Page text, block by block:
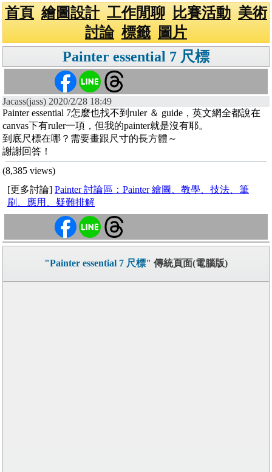
首頁 繪圖設計 工作閒聊 比賽活動 美術
討論 標籤
圖片
Painter essential 7 尺標
Jacass(jass) 2020/2/28 18:49
Painter essential 7怎麼也找不到ruler ＆ guide，英文網全都說在
canvas下有ruler一項，但我的painter就是沒有耶。
到底尺標在哪？需要畫跟尺寸的長方體～
謝謝回答！
(8,385 views)
[更多討論] Painter 討論區：Painter 繪圖、教學、技法、筆
刷、應用、疑難排解
"Painter essential 7 尺標" 傳統頁面(電腦版)